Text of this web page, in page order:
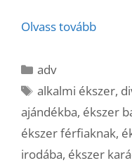
Olvass tovább
Kategória
adv
Címkék
alkalmi ékszer,
ajándékba, ékszer
ékszer férfiaknak,
irodába, ékszer